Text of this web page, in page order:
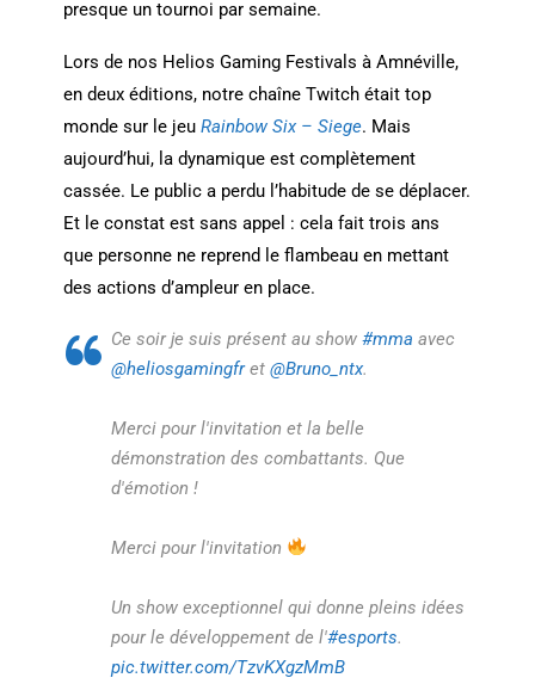
presque un tournoi par semaine.
Lors de nos Helios Gaming Festivals à Amnéville,
en deux éditions, notre chaîne Twitch était top
monde sur le jeu Rainbow Six – Siege. Mais
aujourd’hui, la dynamique est complètement
cassée. Le public a perdu l’habitude de se déplacer.
Et le constat est sans appel : cela fait trois ans
que personne ne reprend le flambeau en mettant
des actions d’ampleur en place.
Ce soir je suis présent au show #mma avec
@heliosgamingfret @Bruno_ntx.
Merci pour l'invitation et la belle
démonstration des combattants. Que
d'émotion !
Merci pour l'invitation
Un show exceptionnel qui donne pleins idées
pour le développement de l'#esports.
pic.twitter.com/TzvKXgzMmB